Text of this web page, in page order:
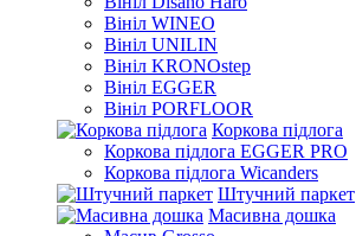
Вініл WINEO
Вініл UNILIN
Вініл KRONOstep
Вініл EGGER
Вініл PORFLOOR
Коркова підлога
Коркова підлога EGGER PRO
Коркова підлога Wicanders
Штучний паркет
Масивна дошка